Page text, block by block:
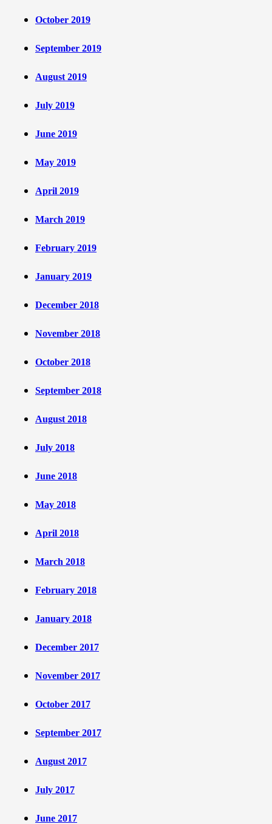
October 2019
September 2019
August 2019
July 2019
June 2019
May 2019
April 2019
March 2019
February 2019
January 2019
December 2018
November 2018
October 2018
September 2018
August 2018
July 2018
June 2018
May 2018
April 2018
March 2018
February 2018
January 2018
December 2017
November 2017
October 2017
September 2017
August 2017
July 2017
June 2017